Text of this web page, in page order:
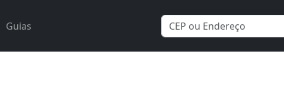
Guias